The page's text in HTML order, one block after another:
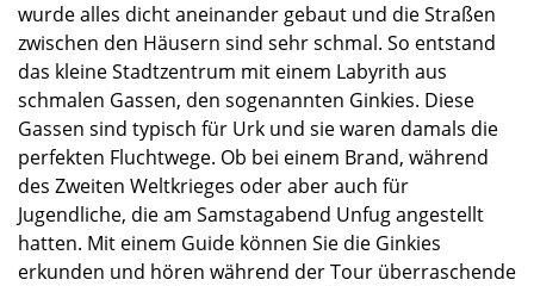
wurde alles dicht aneinander gebaut und die Straßen
zwischen den Häusern sind sehr schmal. So entstand
das kleine Stadtzentrum mit einem Labyrith aus
schmalen Gassen, den sogenannten Ginkies. Diese
Gassen sind typisch für Urk und sie waren damals die
perfekten Fluchtwege. Ob bei einem Brand, während
des Zweiten Weltkrieges oder aber auch für
Jugendliche, die am Samstagabend Unfug angestellt
hatten. Mit einem Guide können Sie die Ginkies
erkunden und hören während der Tour überraschende